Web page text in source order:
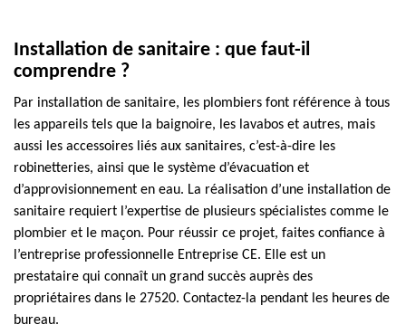
Installation de sanitaire : que faut-il
comprendre ?
Par installation de sanitaire, les plombiers font référence à tous
les appareils tels que la baignoire, les lavabos et autres, mais
aussi les accessoires liés aux sanitaires, c’est-à-dire les
robinetteries, ainsi que le système d’évacuation et
d’approvisionnement en eau. La réalisation d’une installation de
sanitaire requiert l’expertise de plusieurs spécialistes comme le
plombier et le maçon. Pour réussir ce projet, faites confiance à
l’entreprise professionnelle Entreprise CE. Elle est un
prestataire qui connaît un grand succès auprès des
propriétaires dans le 27520. Contactez-la pendant les heures de
bureau.